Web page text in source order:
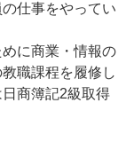
仕事をやってい
に商業・情報の
職課程を履修し
商簿記2級取得